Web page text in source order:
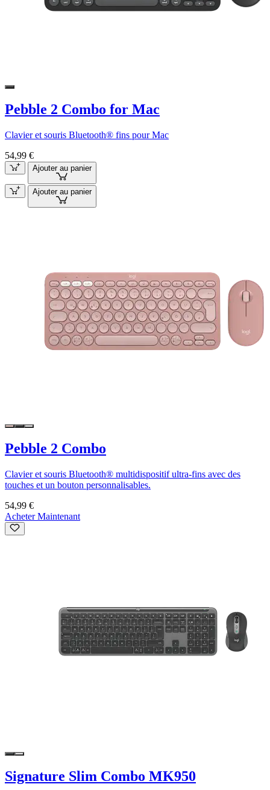
Pebble 2 Combo for Mac
Clavier et souris Bluetooth® fins pour Mac
54,99 €
Ajouter au panier
Ajouter au panier
Pebble 2 Combo
Clavier et souris Bluetooth® multidispositif ultra-fins avec des
touches et un bouton personnalisables.
54,99 €
Acheter Maintenant
Signature Slim Combo MK950